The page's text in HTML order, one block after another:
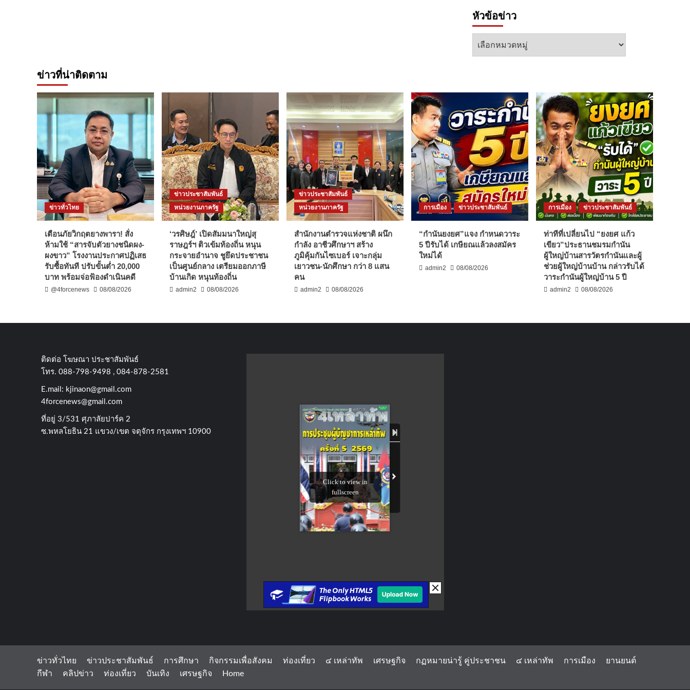
หัวข้อข่าว
หัวข้อ
ข่าวที่น่าติดตาม
ข่าวทั่วไทย
เตือนภัยวิกฤตยางพารา! สั่ง
ห้ามใช้ “สารจับตัวยางชนิดผง-
ผงขาว” โรงงานประกาศปฏิเสธ
รับซื้อทันที ปรับขั้นต่ำ 20,000
บาท พร้อมจ่อฟ้องดำเนินคดี
@4forcenews 08/08/2026
ข่าวประชาสัมพันธ์
หน่วยงานภาครัฐ
‘วรศิษฎ์’ เปิดสัมมนาใหญ่สุ
ราษฎร์ฯ ติวเข้มท้องถิ่น หนุน
กระจายอำนาจ ชูยึดประชาชน
เป็นศูนย์กลาง เตรียมออกภาษี
บ้านเกิด หนุนท้องถิ่น
admin2 08/08/2026
ข่าวประชาสัมพันธ์
หน่วยงานภาครัฐ
สำนักงานตำรวจแห่งชาติ ผนึก
กำลัง อาชีวศึกษาฯ สร้าง
ภูมิคุ้มกันไซเบอร์ เจาะกลุ่ม
เยาวชน-นักศึกษา กว่า 8 แสน
คน
admin2 08/08/2026
การเมือง ข่าวประชาสัมพันธ์
“กำนันยงยศ”แจง กำหนดวาระ
5 ปีรับได้ เกษียณแล้วลงสมัคร
ใหม่ได้
admin2 08/08/2026
การเมือง ข่าวประชาสัมพันธ์
ท่าทีที่เปลี่ยนไป “ยงยศ แก้ว
เขียว”ประธานชมรมกำนัน
ผู้ใหญ่บ้านสารวัตรกำนันและผู้
ช่วยผู้ใหญ่บ้านบ้าน กล่าวรับได้
วาระกำนันผู้ใหญ่บ้าน 5 ปี
admin2 08/08/2026
ติดต่อ​ โฆษณา​ ประชาสัมพันธ์
โทร​. 088-798-9498 , 084-878-2581
E.mail: kjinaon@gmail.com
4forcenews@gmail.com
ที่อยู่​ 3/531​ ศุภาลัยปาร์ค​ 2
ซ.พหลโยธิน​ 21​ แขวง/เขต​ จตุจักร​ กรุงเทพฯ 10900
ข่าวทั่วไทย ข่าวประชาสัมพันธ์ การศึกษา กิจกรรมเพื่อสังคม ท่องเที่ยว ๔ เหล่าทัพ เศรษฐกิจ กฏหมายน่ารู้ คู่ประชาชน ๔ เหล่าทัพ การเมือง
ยานยนต์
กีฬา
คลิปข่าว ท่องเที่ยว บันเทิง เศรษฐกิจ Home